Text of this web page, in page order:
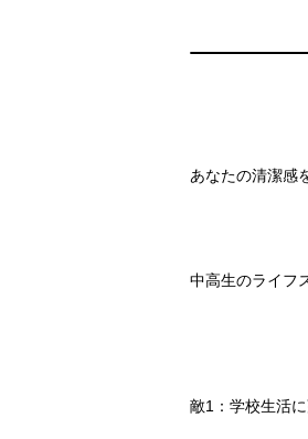
あなたの清潔感
中高生のライフ
敵1：学校生活